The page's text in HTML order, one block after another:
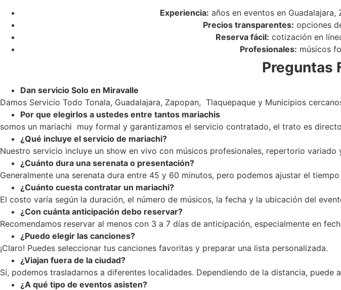
Experiencia: años en eventos en
Precios transparentes: opciones
Reserva fácil: cotización en
Profesionales: músicos
Preguntas
Dan servicio Solo en Miravalle
Damos Servicio Todo Tonala, Guadalajara, Zapopan, Tlaquepaque y Municipios
Por que elegirlos a ustedes entre tantos mariachis
somos un mariachi muy formal y garantizamos el servicio contratado, el trato es
¿Qué incluye el servicio de mariachi?
Nuestro servicio incluye un show en vivo con músicos profesionales, repertorio variado
¿Cuánto dura una serenata o presentación?
Generalmente una serenata dura entre 45 y 60 minutos, pero podemos ajustar el
¿Cuánto cuesta contratar un mariachi?
El costo varía según la duración, el número de músicos, la fecha y la ubicación del
¿Con cuánta anticipación debo reservar?
Recomendamos reservar al menos con 3 a 7 días de anticipación, especialmente en
¿Puedo elegir las canciones?
¡Claro! Puedes seleccionar tus canciones favoritas y preparar una lista personalizada.
¿Viajan fuera de la ciudad?
Sí, podemos trasladarnos a diferentes localidades. Dependiendo de la distancia, puede
¿A qué tipo de eventos asisten?